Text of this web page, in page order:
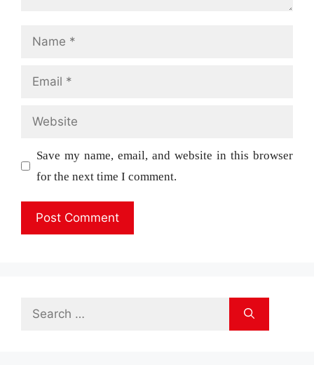
Name
Email
Website
Save my name, email, and website in this browser
for the next time I comment.
Search